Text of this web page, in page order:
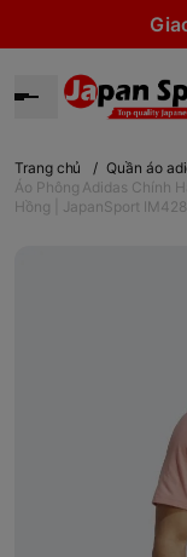
Trang chủ / Quần áo
Áo Phông Adidas Chính
Hồng | JapanSport